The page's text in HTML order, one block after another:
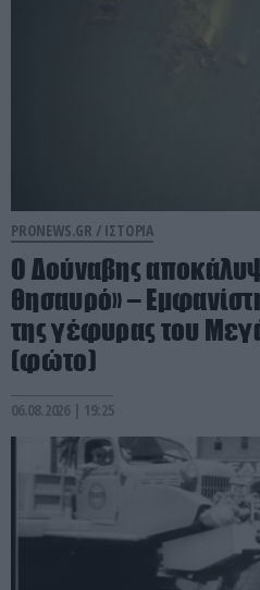
PRONEWS.GR / ΙΣΤΟΡΙΑ
Ο Δούναβης
θησαυρό» –
της γέφυρας του
(φώτο)
06.08.2026 | 19:25